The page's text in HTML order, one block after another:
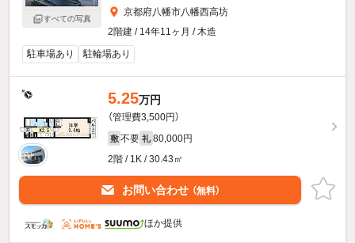
すべての写真
京都府八幡市八幡西高坊
2階建 / 14年11ヶ月 / 木造
駐車場あり
駐輪場あり
5.25万円
（管理費3,500円）
敷 不要 礼 80,000円
2階 / 1K / 30.43㎡
お問い合わせ （無料）
ほか提供